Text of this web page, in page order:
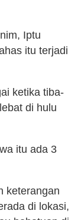
Iptu
itu terjadi
ketika tiba-
di hulu
itu ada 3
keterangan
di lokasi,